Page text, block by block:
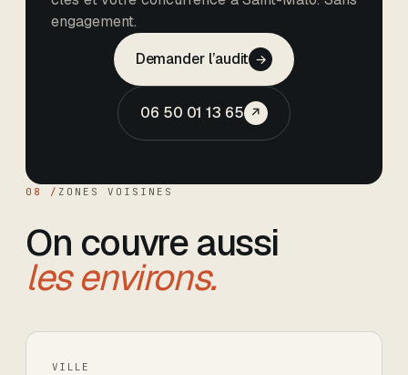
engagement.
Demander l’audit →
06 50 01 13 65 ↗
08 / ZONES VOISINES
On couvre aussi
les environs.
VILLE